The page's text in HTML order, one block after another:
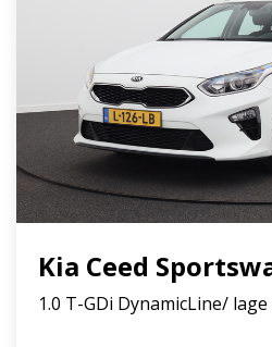
Kia Ceed
1.0 T-GDi DynamicLine/